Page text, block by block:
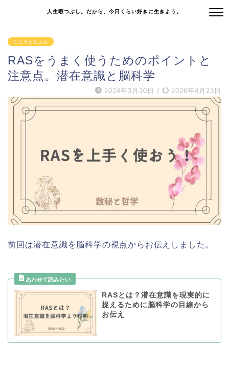
人生暇つぶし。だから、今日くらい好きに生きよう。
こころとじぶん
RASをうまく使うためのポイントと
注意点。潜在意識と脳科学
2024年3月30日 / 2026年4月23日
前回は潜在意識を脳科学の視点からお伝えしました。
RASとは？潜在意識を現実的に
捉えるために脳科学の目線から
お伝え